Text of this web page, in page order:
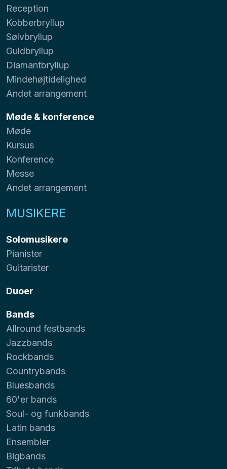
Reception
Kobberbryllup
Sølvbryllup
Guldbryllup
Diamantbryllup
Mindehøjtidelighed
Andet arrangement
Møde & konference
Møde
Kursus
Konference
Messe
Andet arrangement
MUSIKERE
Solomusikere
Pianister
Guitarister
Duoer
Bands
Allround festbands
Jazzbands
Rockbands
Countrybands
Bluesbands
60'er bands
Soul- og funkbands
Latin bands
Ensembler
Bigbands